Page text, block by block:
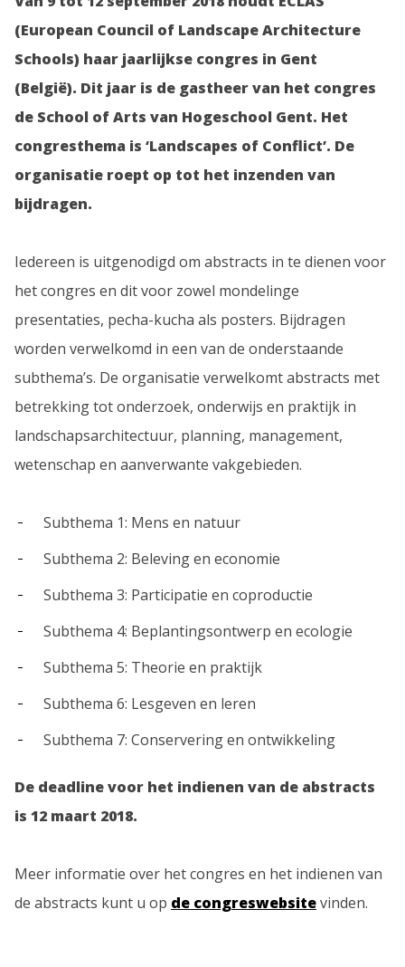
(European Council of Landscape Architecture
Schools) haar jaarlijkse congres in Gent
(België). Dit jaar is de gastheer van het congres
de School of Arts van Hogeschool Gent. Het
congresthema is ‘Landscapes of Conflict’. De
organisatie roept op tot het inzenden van
bijdragen.
Iedereen is uitgenodigd om abstracts in te dienen voor
het congres en dit voor zowel mondelinge
presentaties, pecha-kucha als posters. Bijdragen
worden verwelkomd in een van de onderstaande
subthema’s. De organisatie verwelkomt abstracts met
betrekking tot onderzoek, onderwijs en praktijk in
landschapsarchitectuur, planning, management,
wetenschap en aanverwante vakgebieden.
Subthema 1: Mens en natuur
Subthema 2: Beleving en economie
Subthema 3: Participatie en coproductie
Subthema 4: Beplantingsontwerp en ecologie
Subthema 5: Theorie en praktijk
Subthema 6: Lesgeven en leren
Subthema 7: Conservering en ontwikkeling
De deadline voor het indienen van de abstracts
is 12 maart 2018.
Meer informatie over het congres en het indienen van
de abstracts kunt u op de congreswebsitevinden.